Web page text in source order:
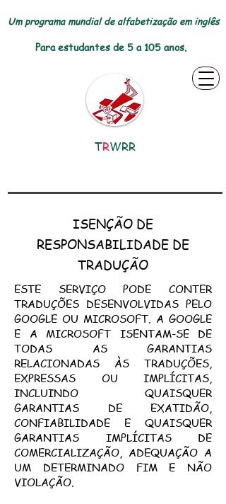
Um programa mundial de alfabetização em inglês
Para estudantes de 5 a 105 anos.
TRWRR
ISENÇÃO DE
RESPONSABILIDADE DE
TRADUÇÃO
ESTE SERVIÇO PODE CONTER
TRADUÇÕES DESENVOLVIDAS PELO
GOOGLE OU MICROSOFT. A GOOGLE
E A MICROSOFT ISENTAM-SE DE
TODAS AS GARANTIAS
RELACIONADAS ÀS TRADUÇÕES,
EXPRESSAS OU IMPLÍCITAS,
INCLUINDO QUAISQUER
GARANTIAS DE EXATIDÃO,
CONFIABILIDADE E QUAISQUER
GARANTIAS IMPLÍCITAS DE
COMERCIALIZAÇÃO, ADEQUAÇÃO A
UM DETERMINADO FIM E NÃO
VIOLAÇÃO.